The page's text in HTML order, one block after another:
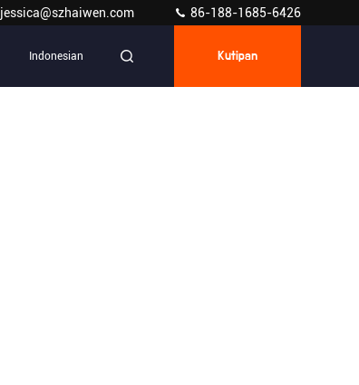
jessica@szhaiwen.com 86-188-1685-6426
Indonesian Kutipan